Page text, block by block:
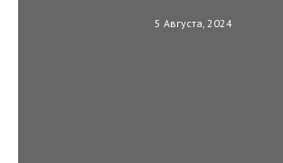
5 Августа, 2024